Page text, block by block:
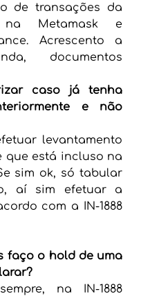
de transações da
na Metamask e
Acrescento a
documentos
caso já tenha
e não
levantamento
que está incluso na
sim ok, só tabular
aí sim efetuar a
com a IN-1888
faço o hold de uma
na IN-1888